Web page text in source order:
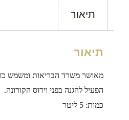
תיאור
תיאור
מאושר משרד הבריאות ומשמש
הפעיל להגנה בפני וירוס הקורונה.
כמות: 5 ליטר